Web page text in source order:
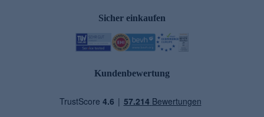
Sicher einkaufen
Kundenbewertung